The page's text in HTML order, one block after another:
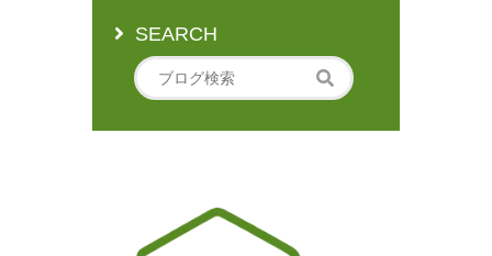
SEARCH